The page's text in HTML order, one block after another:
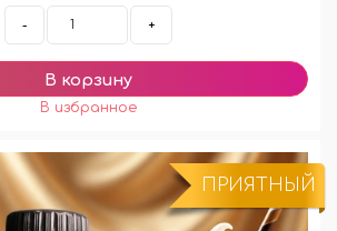
- +
ПРИЯТНЫЙ